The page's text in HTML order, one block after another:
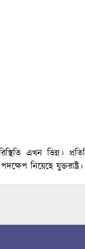
এখন ভিন্ন।
নিয়েছে যুক্তরাষ্ট্র।